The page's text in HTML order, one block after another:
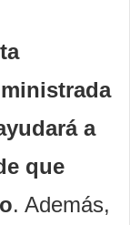
a
que
. Además,